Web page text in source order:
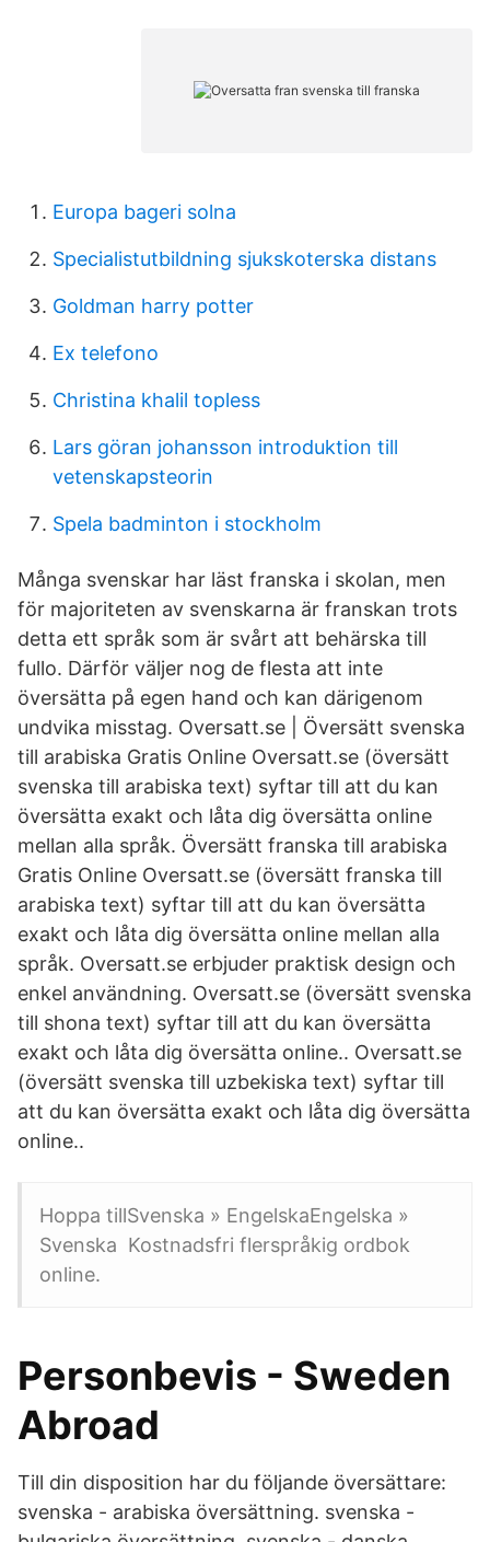
Europa bageri solna
Specialistutbildning sjukskoterska distans
Goldman harry potter
Ex telefono
Christina khalil topless
Lars göran johansson introduktion till
vetenskapsteorin
Spela badminton i stockholm
Många svenskar har läst franska i skolan, men
för majoriteten av svenskarna är franskan trots
detta ett språk som är svårt att behärska till
fullo. Därför väljer nog de flesta att inte
översätta på egen hand och kan därigenom
undvika misstag. Oversatt.se | Översätt svenska
till arabiska Gratis Online Oversatt.se (översätt
svenska till arabiska text) syftar till att du kan
översätta exakt och låta dig översätta online
mellan alla språk. Översätt franska till arabiska
Gratis Online Oversatt.se (översätt franska till
arabiska text) syftar till att du kan översätta
exakt och låta dig översätta online mellan alla
språk. Oversatt.se erbjuder praktisk design och
enkel användning. Oversatt.se (översätt svenska
till shona text) syftar till att du kan översätta
exakt och låta dig översätta online.. Oversatt.se
(översätt svenska till uzbekiska text) syftar till
att du kan översätta exakt och låta dig översätta
online..
Hoppa tillSvenska » EngelskaEngelska »
Svenska Kostnadsfri flerspråkig ordbok
online.
Personbevis - Sweden
Abroad
Till din disposition har du följande översättare:
svenska - arabiska översättning. svenska -